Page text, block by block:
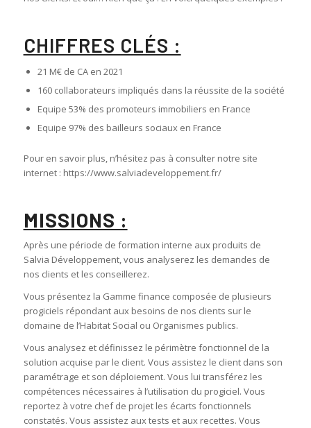
CHIFFRES CLÉS :
21 M€ de CA en 2021
160 collaborateurs impliqués dans la réussite de la société
Equipe 53% des promoteurs immobiliers en France
Equipe 97% des bailleurs sociaux en France
Pour en savoir plus, n’hésitez pas à consulter notre site
internet : https://www.salviadeveloppement.fr/
MISSIONS :
Après une période de formation interne aux produits de
Salvia Développement, vous analyserez les demandes de
nos clients et les conseillerez.
Vous présentez la Gamme finance composée de plusieurs
progiciels répondant aux besoins de nos clients sur le
domaine de l’Habitat Social ou Organismes publics.
Vous analysez et définissez le périmètre fonctionnel de la
solution acquise par le client. Vous assistez le client dans son
paramétrage et son déploiement. Vous lui transférez les
compétences nécessaires à l’utilisation du progiciel. Vous
reportez à votre chef de projet les écarts fonctionnels
constatés. Vous assistez aux tests et aux recettes. Vous